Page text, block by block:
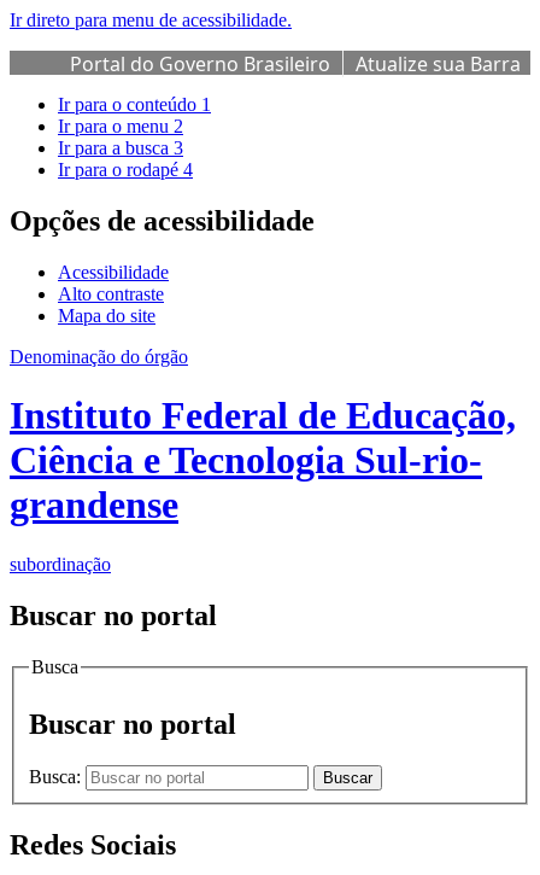
Ir direto para menu de acessibilidade.
Portal do Governo Brasileiro
Atualize sua Barra
de Governo
Ir para o conteúdo 1
Ir para o menu 2
Ir para a busca 3
Ir para o rodapé 4
Opções de acessibilidade
Acessibilidade
Alto contraste
Mapa do site
Denominação do órgão
Instituto Federal de Educação,
Ciência e Tecnologia Sul-rio-
grandense
subordinação
Buscar no portal
Busca
Buscar no portal
Busca: Buscar
Redes Sociais